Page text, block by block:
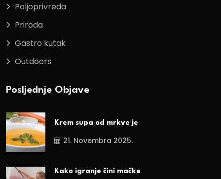
Poljoprivreda
Priroda
Gastro kutak
Outdoors
Posljednje Objave
Krem supa od mrkve je
21. Novembra 2025.
Kako igranje čini mačke